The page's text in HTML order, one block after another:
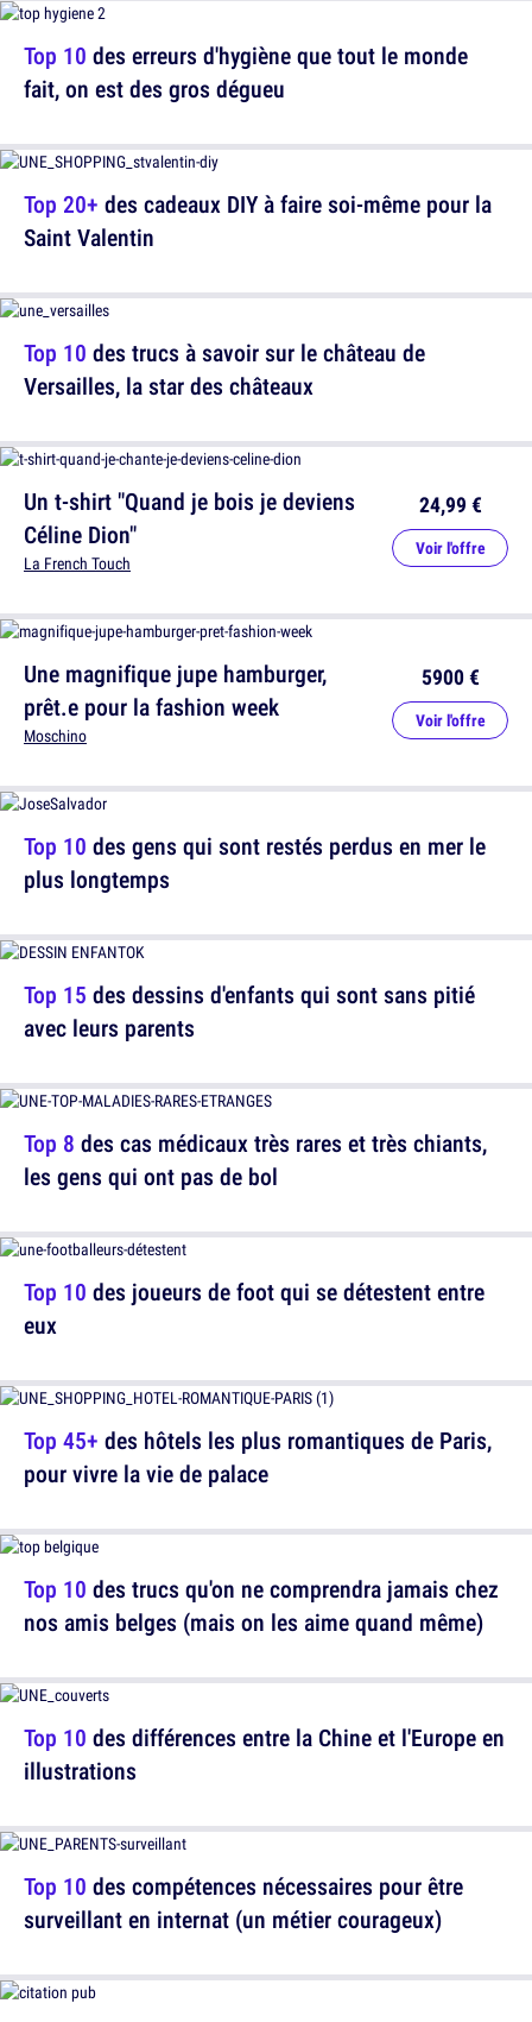
Top 10 des erreurs d'hygiène que tout le monde
fait, on est des gros dégueu
Top 10 des trucs à savoir sur le château de
Versailles, la star des châteaux
Une magnifique jupe hamburger,
prêt.e pour la fashion week
Moschino
5900 €
Voir l'offre
Top 15 des dessins d'enfants qui sont sans pitié
avec leurs parents
Top 10 des joueurs de foot qui se détestent entre
eux
Top 10 des trucs qu'on ne comprendra jamais chez
nos amis belges (mais on les aime quand même)
Top 10 des compétences nécessaires pour être
surveillant en internat (un métier courageux)
Top 20+ des cadeaux DIY à faire soi-même pour la
Saint Valentin
Un t-shirt "Quand je bois je deviens
Céline Dion"
La French Touch
24,99 €
Voir l'offre
Top 10 des gens qui sont restés perdus en mer le
plus longtemps
Top 8 des cas médicaux très rares et très chiants,
les gens qui ont pas de bol
Top 45+ des hôtels les plus romantiques de Paris,
pour vivre la vie de palace
Top 10 des différences entre la Chine et l'Europe en
illustrations